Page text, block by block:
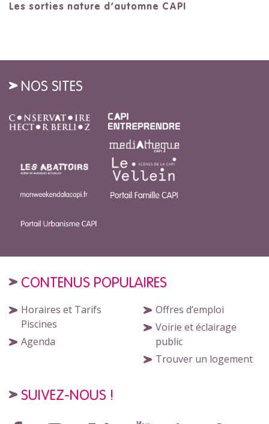
Les sorties nature d’automne CAPI
NOS SITES
CONTENUS POPULAIRES
Horaires et Tarifs
Piscines
Agenda
Offres d’emploi
Voirie et éclairage
public
Trouver un logement
SUIVEZ-NOUS !